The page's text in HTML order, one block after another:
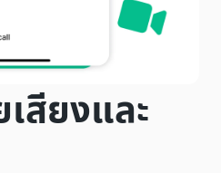
สียงและ